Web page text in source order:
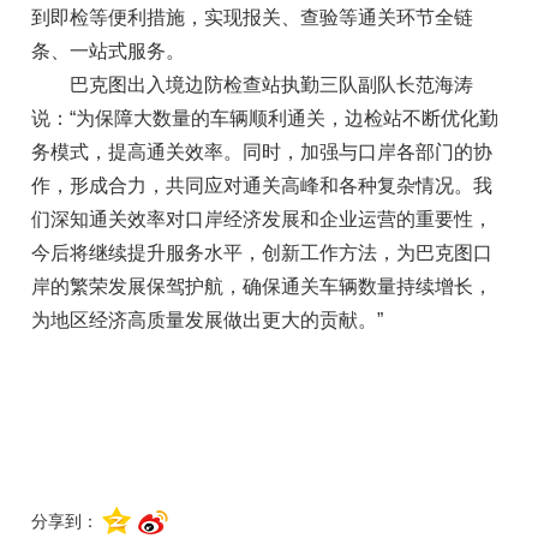
到即检等便利措施，实现报关、查验等通关环节全链
条、一站式服务。
巴克图出入境边防检查站执勤三队副队长范海涛
说：“为保障大数量的车辆顺利通关，边检站不断优化勤
务模式，提高通关效率。同时，加强与口岸各部门的协
作，形成合力，共同应对通关高峰和各种复杂情况。我
们深知通关效率对口岸经济发展和企业运营的重要性，
今后将继续提升服务水平，创新工作方法，为巴克图口
岸的繁荣发展保驾护航，确保通关车辆数量持续增长，
为地区经济高质量发展做出更大的贡献。”
分享到：